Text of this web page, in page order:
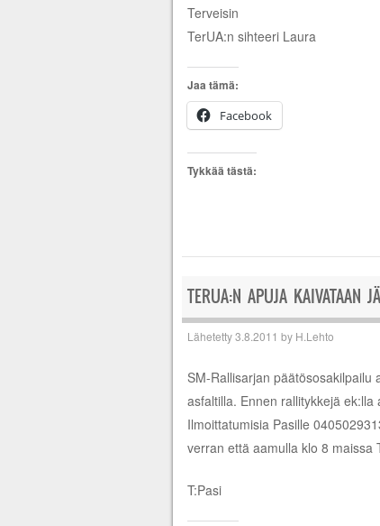
Terveisin
TerUA:n sihteeri Laura
Jaa tämä:
Facebook
Tykkää tästä:
TERUA:N APUJA KAIVATAAN
Lähetetty3.8.2011 by H.Lehto
SM-Rallisarjan päätösosakilpailu
asfaltilla. Ennen rallitykkejä
Ilmoittatumisia Pasille
verran että aamulla klo 8 maissa
T:Pasi